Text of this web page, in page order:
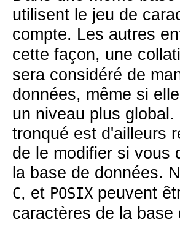
utilisent le jeu de
compte. Les autres
cette façon, une
sera considéré de
données, même si
un niveau plus
tronqué est d'ailleurs
de le modifier si vous
la base de données.
C, et POSIX peuvent
caractères de la base